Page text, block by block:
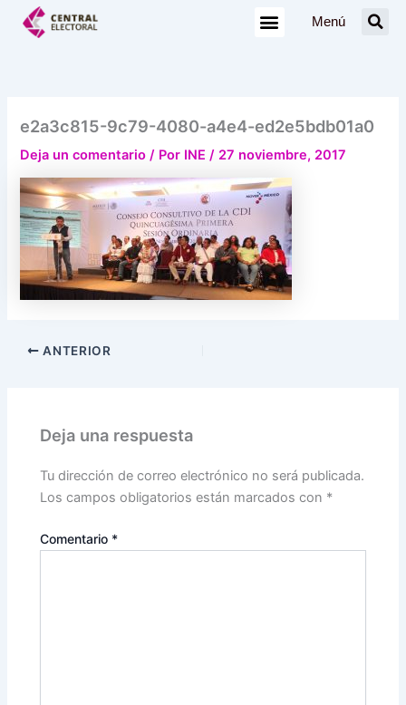
Menú
e2a3c815-9c79-4080-a4e4-ed2e5bdb01a0
Deja un comentario / Por INE/ 27 noviembre, 2017
ANTERIOR
Deja una respuesta
Tu dirección de correo electrónico no será publicada.
Los campos obligatorios están marcados con *
Comentario *